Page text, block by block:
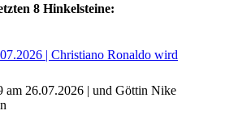
von Harald Schwiers
Streifzüge
mit Sigrid Balke
– Out of The Länd
8 Hinkelsteine:
| Christiano Ronaldo wird
am 26.07.2026 | und Göttin Nike